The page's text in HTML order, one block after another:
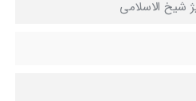
شیخ الاسلامی